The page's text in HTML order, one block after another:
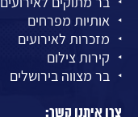
אותיות מפרחים
מזכרות לאירועים
קירות צילום
בר מצווה בירושלים
צרו איתנו קשר: